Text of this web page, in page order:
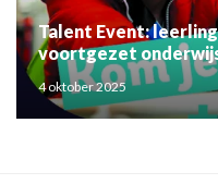
Talent Event:
voortgezet
de regio
4 oktober 2025